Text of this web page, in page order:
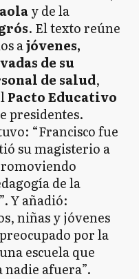
y de la
. El texto reúne
ajóvenes,
de su
de salud,
Pacto Educativo
presidentes.
“Francisco fue
su magisterio a
de la
Y añadió:
niñas y jóvenes
por la
escuela que
nadie afuera”.